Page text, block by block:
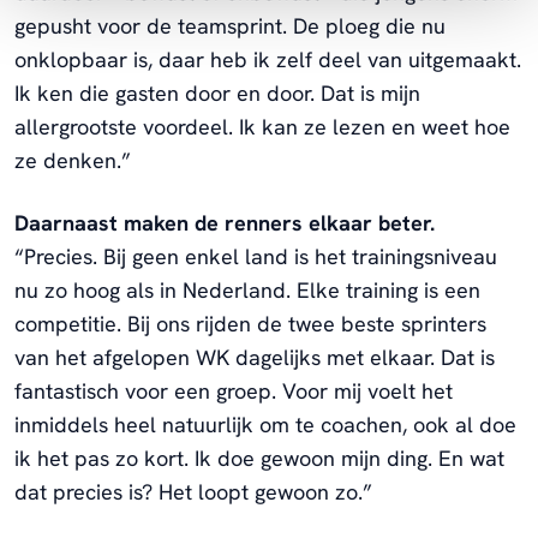
gepusht voor de teamsprint. De ploeg die nu
onklopbaar is, daar heb ik zelf deel van uitgemaakt.
Ik ken die gasten door en door. Dat is mijn
allergrootste voordeel. Ik kan ze lezen en weet hoe
ze denken.”
Daarnaast maken de renners elkaar beter.
“Precies. Bij geen enkel land is het trainingsniveau
nu zo hoog als in Nederland. Elke training is een
competitie. Bij ons rijden de twee beste sprinters
van het afgelopen WK dagelijks met elkaar. Dat is
fantastisch voor een groep. Voor mij voelt het
inmiddels heel natuurlijk om te coachen, ook al doe
ik het pas zo kort. Ik doe gewoon mijn ding. En wat
dat precies is? Het loopt gewoon zo.”